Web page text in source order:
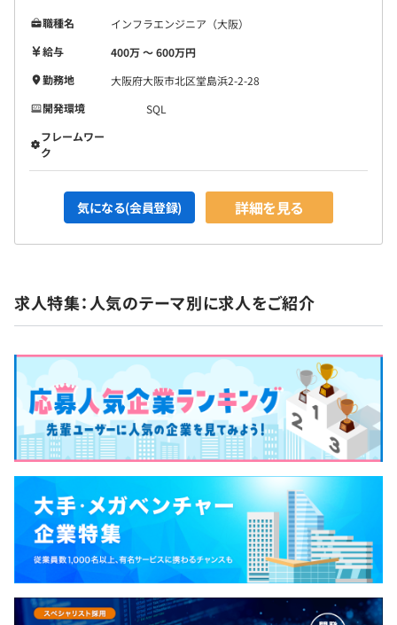
職種名
インフラエンジニア（大阪）
給与
400万 〜 600万円
勤務地
大阪府大阪市北区堂島浜2-2-28
開発環境
SQL
フレームワー
ク
気になる(会員登録) 詳細を見る
求人特集：人気のテーマ別に求人をご紹介